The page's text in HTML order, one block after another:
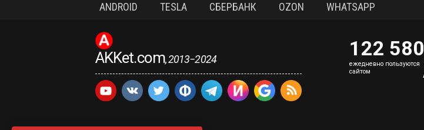
ANDROID TESLA СБЕРБАНК OZON WHATSAPP
122 580
eжедневно пользуются
сайтом
AKKet.com, 2013−2024